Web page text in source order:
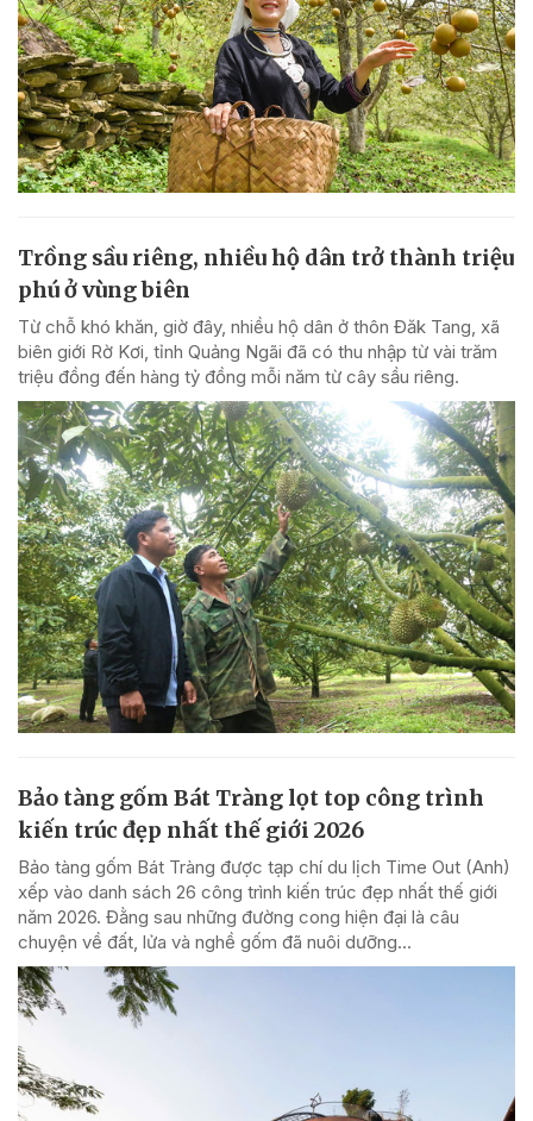
Trồng sầu riêng, nhiều hộ dân trở thành triệu
phú ở vùng biên
Từ chỗ khó khăn, giờ đây, nhiều hộ dân ở thôn Đăk Tang, xã
biên giới Rờ Kơi, tỉnh Quảng Ngãi đã có thu nhập từ vài trăm
triệu đồng đến hàng tỷ đồng mỗi năm từ cây sầu riêng.
Bảo tàng gốm Bát Tràng lọt top công trình
kiến trúc đẹp nhất thế giới 2026
Bảo tàng gốm Bát Tràng được tạp chí du lịch Time Out (Anh)
xếp vào danh sách 26 công trình kiến trúc đẹp nhất thế giới
năm 2026. Đằng sau những đường cong hiện đại là câu
chuyện về đất, lửa và nghề gốm đã nuôi dưỡng...